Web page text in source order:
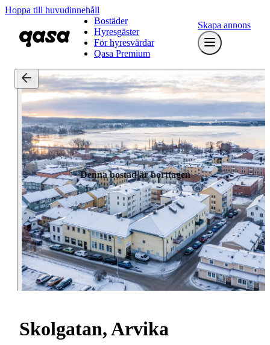
Hoppa till huvudinnehåll
Bostäder
Hyresgäster
För hyresvärdar
Qasa Premium
Skapa annons
Denna bostad är borttagen
Skolgatan, Arvika